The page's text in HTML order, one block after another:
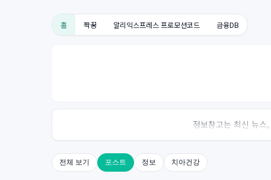
홈 짝꿍 알리익스프레스 프로모션코드 금융DB
정보창고는 최신 뉴
전체 보기 포스트 정보 치아건강